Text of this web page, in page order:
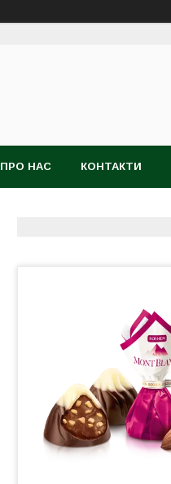
ПРО НАС КОНТАКТИ